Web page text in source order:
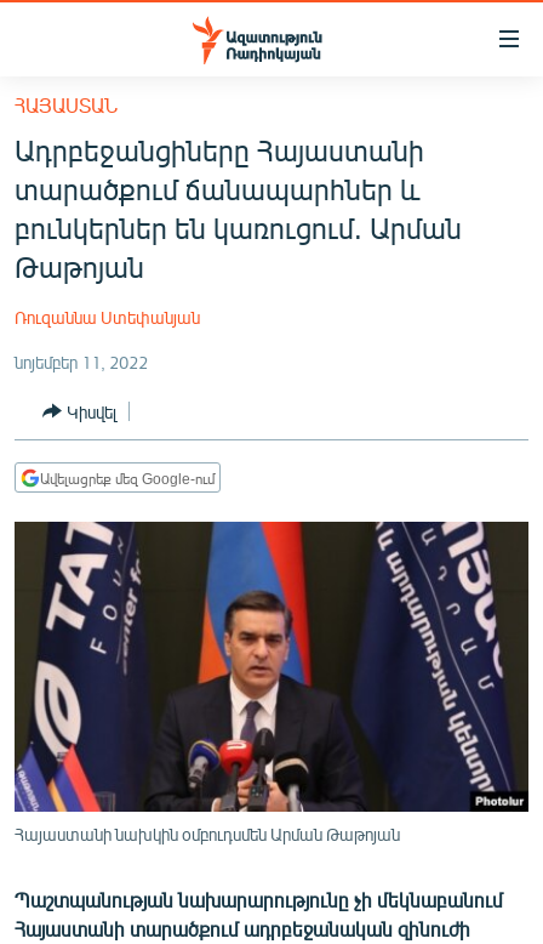
Մատչելիության
հիմնական
բովանդակությանը
հիմնական
մենյուին
Որոնում
ՀԱՅԱՍՏԱՆ
ՔԱՂԱՔԱԿԱՆ
ԸՆՏՐՈՒԹՅՈՒՆՆԵՐ 2026
ՊԱՏԵՐԱԶՄԻ 6 ՇԱԲԱԹՆԵՐԸ
ՏԱՐԱԾԱՇՐՋԱՆ
ՄԻՋԱԶԳԱՅԻՆ
ՄՇԱԿՈՒՅԹ
ՄԵԿՆԱԲԱՆՈՒԹՅՈՒՆ
ՏՏ ԵՒ ԻՆՏԵՐՆԵՏ
ԿՈՐՈՆԱՎԻՐՈՒՍ
ԱՐԽԻՎ
ԲԱՆԱՎԵՃ
ՀԱՅԱՍՏԱՆ
Ադրբեջանցիները Հայաստանի
տարածքում ճանապարհներ և
բունկերներ են կառուցում. Արման
Թաթոյան
Ռուզաննա Ստեփանյան
նոյեմբեր 11, 2022
Կիսվել
Ավելացրեք մեզ Google-ում
Հայաստանի նախկին օմբուդսմեն Արման Թաթոյան
Պաշտպանության նախարարությունը չի մեկնաբանում
Հայաստանի տարածքում ադրբեջանական զինուժի